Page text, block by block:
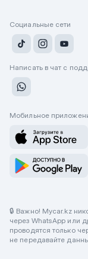
Социальные сети
Написать в чат с
Мобильное
🔒 Важно! Mycar.kz
через WhatsApp или
проводятся только
не передавайте